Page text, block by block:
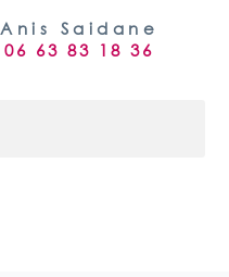
k
e
Anis Saidane
06 63 83 18 36